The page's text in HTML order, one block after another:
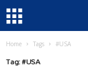
Home Tags #USA
Tag: #USA